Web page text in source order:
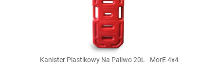
Kanister Plastikowy Na Paliwo 20L - MorE 4x4